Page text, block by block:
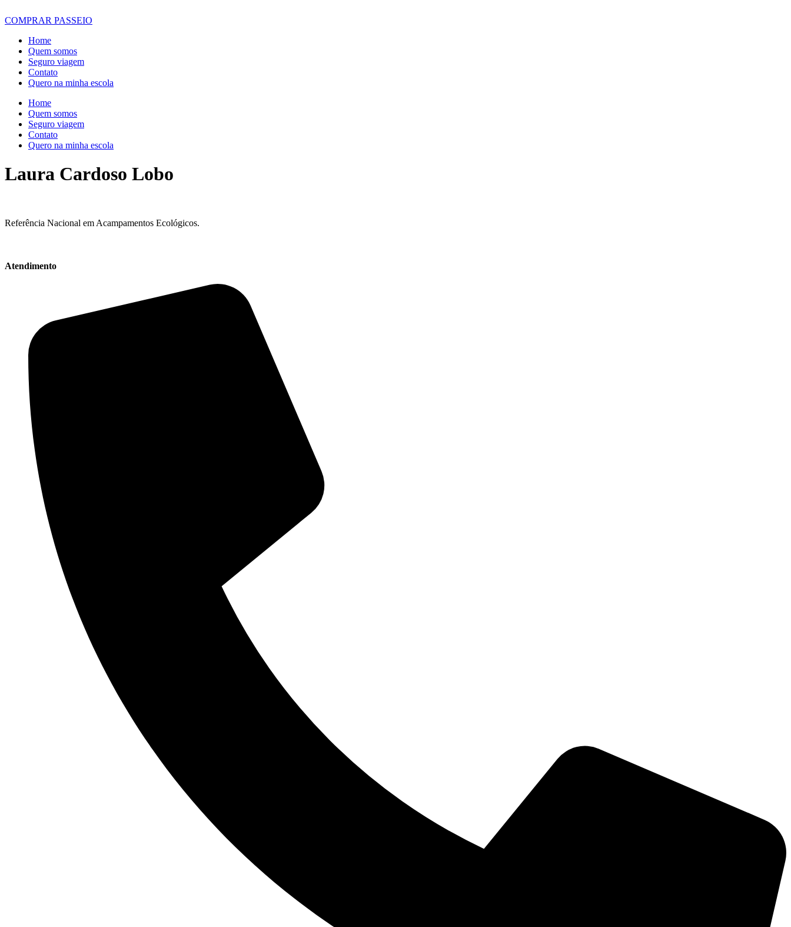
COMPRAR PASSEIO
Home
Quem somos
Seguro viagem
Contato
Quero na minha escola
Home
Quem somos
Seguro viagem
Contato
Quero na minha escola
Laura Cardoso Lobo
Referência Nacional em Acampamentos Ecológicos.
Atendimento